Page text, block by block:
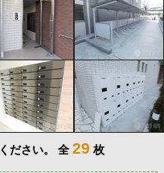
ださい。 全 29 枚